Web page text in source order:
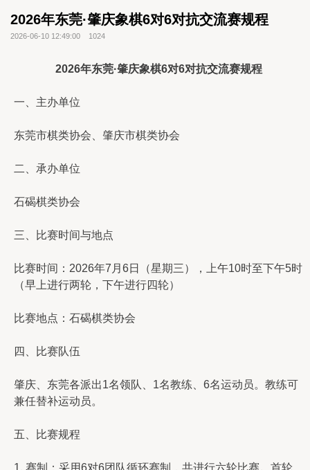
2026年东莞·肇庆象棋6对6对抗交流赛规程
2026-06-10 12:49:00 1024
2026年东莞·肇庆象棋6对6对抗交流赛规程
一、主办单位
东莞市棋类协会、肇庆市棋类协会
二、承办单位
石碣棋类协会
三、比赛时间与地点
比赛时间：2026年7月6日（星期三），上午10时至下午5时
（早上进行两轮，下午进行四轮）
比赛地点：石碣棋类协会
四、比赛队伍
肇庆、东莞各派出1名领队、1名教练、6名运动员。教练可
兼任替补运动员。
五、比赛规程
1. 赛制：采用6对6团队循环赛制，共进行六轮比赛。首轮